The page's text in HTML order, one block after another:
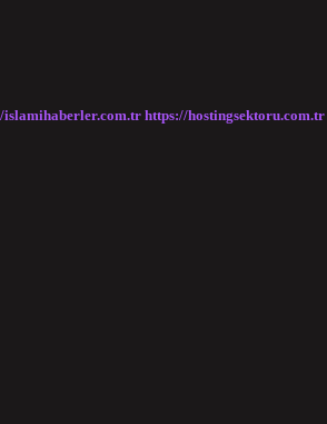
islamihaberler.com.tr https://hostingsektoru.com.tr